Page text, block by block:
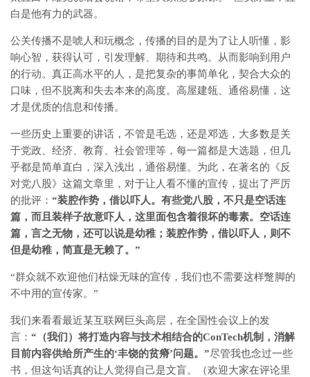
白是他有力的武器。
公关传播不是唬人和玩概念，传播的目的是为了让人听懂，影
响心智，获得认可，引发理解、期待和共鸣。从而影响到用户
的行动。真正高水平的人，是把复杂的事简单化，契合大众的
口味，但不脱离和失去本来的高度。高屋建瓴、通俗易懂，这
才是优质的信息和传播。
一些历史上重要的讲话，不管是毛选，还是邓选，大多数是关
于党政、经济、教育、社会管理等，每一篇都是大选题，但几
乎都是简单直白，深入浅出，通俗易懂。为此，在著名的《反
对党八股》这篇文章里，对于让人看不懂的宣传，提出了严厉
的批评： “装腔作势，借以吓人。有些党八股，不只是空话连
篇，而且装样子故意吓人，这里面包含着很坏的毒素。空话连
篇，言之无物，还可以说是幼稚；装腔作势，借以吓人，则不
但是幼稚，简直是无赖了。”
“群众就不欢迎他们枯燥无味的宣传，我们也不需要这样蹩脚的
不中用的宣传家。”
我们来看看最近某互联网巨头高层，在全国性会议上的发
言： “ （我们）将打造内容与技术相结合的ConTech机制，消解
目前内容供给所产生的‘丰饶的贫瘠’问题。”尽管我也念过一些
书，但这句话真的让人觉得自己是文盲。（欢迎大家在评论里